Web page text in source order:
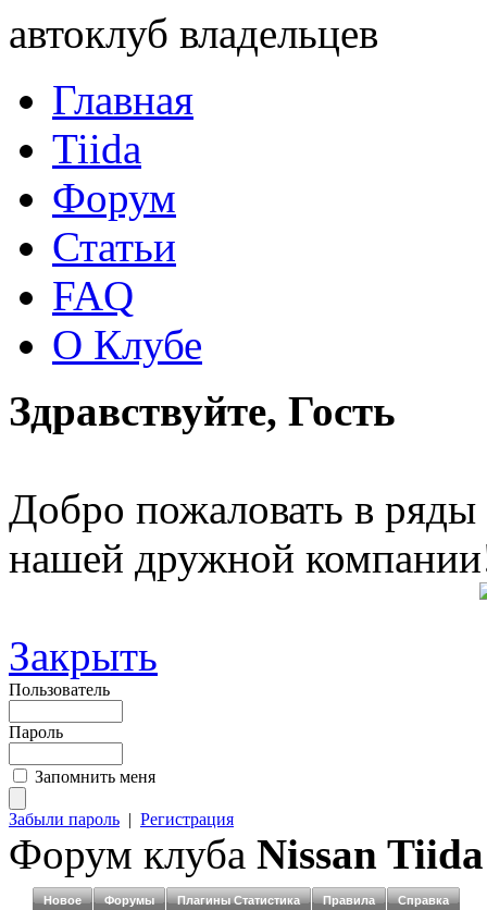
автоклуб владельцев
Главная
Tiida
Форум
Статьи
FAQ
О Клубе
Здравствуйте, Гость
Добро пожаловать в ряды
нашей дружной
Закрыть
Пользователь
Пароль
Запомнить меня
Забыли пароль | Регистрация
Форум клуба Nissan Tiida
Новое Форумы Плагины Статистика Правила Справка